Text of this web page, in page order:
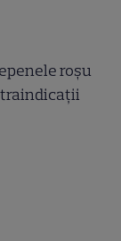
roșu